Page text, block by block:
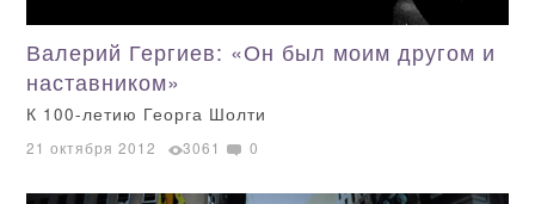
Валерий Гергиев: «Он был моим другом и
наставником»
К 100-летию Георга Шолти
21 октября 2012 3061 0